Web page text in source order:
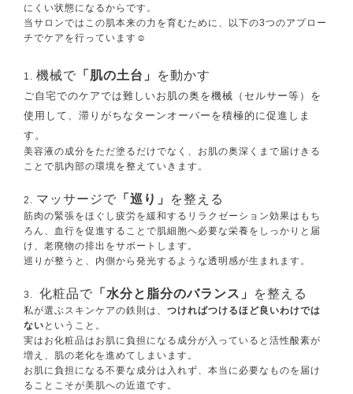
にくい状態になるからです。
当サロンではこの肌本来の力を育むために、以下の3つのアプロー
チでケアを行っています☺️
機械で 「肌の土台」 を動かす
ご自宅でのケアでは難しいお肌の奥を機械（セルサー等）を
使用して、滞りがちなターンオーバーを積極的に促進しま
す。
美容液の成分をただ塗るだけでなく、お肌の奥深くまで届けきる
ことで肌内部の環境を整えていきます。
マッサージで 「巡り」 を整える
筋肉の緊張をほぐし疲労を緩和するリラクゼーション効果はもち
ろん、血行を促進することで肌細胞へ必要な栄養をしっかりと届
け、老廃物の排出をサポートします。
巡りが整うと、内側から発光するような透明感が生まれます。
化粧品で 「水分と脂分のバランス」 を整える
私が選ぶスキンケアの鉄則は、つければつけるほど良いわけでは
ない ということ。
実はお化粧品はお肌に負担になる成分が入っていると活性酸素が
増え、肌の老化を進めてしまいます。
お肌に負担になる不要な成分は入れず、本当に必要なものを届け
ることこそが美肌への近道です。